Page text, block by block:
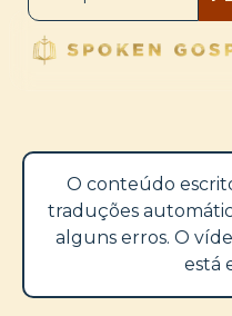
O conteúdo
traduções
alguns erros. O
está